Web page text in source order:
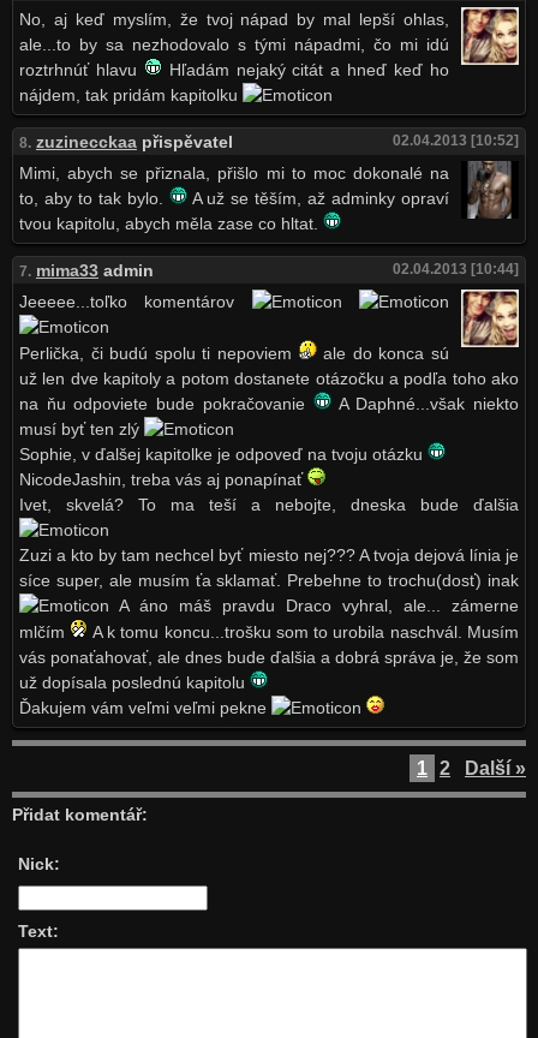
No, aj keď myslím, že tvoj nápad by mal lepší ohlas,
ale...to by sa nezhodovalo s tými nápadmi, čo mi idú
roztrhnúť hlavu
Hľadám nejaký citát a hneď keď ho
nájdem, tak pridám kapitolku
8. zuzinecckaapřispěvatel 02.04.2013 [10:52]
Mimi, abych se přiznala, přišlo mi to moc dokonalé na
to, aby to tak bylo.
A už se těším, až adminky opraví
tvou kapitolu, abych měla zase co hltat.
7. mima33admin 02.04.2013 [10:44]
Jeeeee...toľko komentárov
Perlička, či budú spolu ti nepoviem
ale do konca sú
už len dve kapitoly a potom dostanete otázočku a podľa toho ako
na ňu odpoviete bude pokračovanie
A Daphné...však niekto
musí byť ten zlý
Sophie, v ďalšej kapitolke je odpoveď na tvoju otázku
NicodeJashin, treba vás aj ponapínať
Ivet, skvelá? To ma teší a nebojte, dneska bude ďalšia
Zuzi a kto by tam nechcel byť miesto nej??? A tvoja dejová línia je
síce super, ale musím ťa sklamať. Prebehne to trochu(dosť) inak
A áno máš pravdu Draco vyhral, ale... zámerne
mlčím
A k tomu koncu...trošku som to urobila naschvál. Musím
vás ponaťahovať, ale dnes bude ďalšia a dobrá správa je, že som
už dopísala poslednú kapitolu
Ďakujem vám veľmi veľmi pekne
1 2 Další »
Přidat komentář:
Nick:
Text: